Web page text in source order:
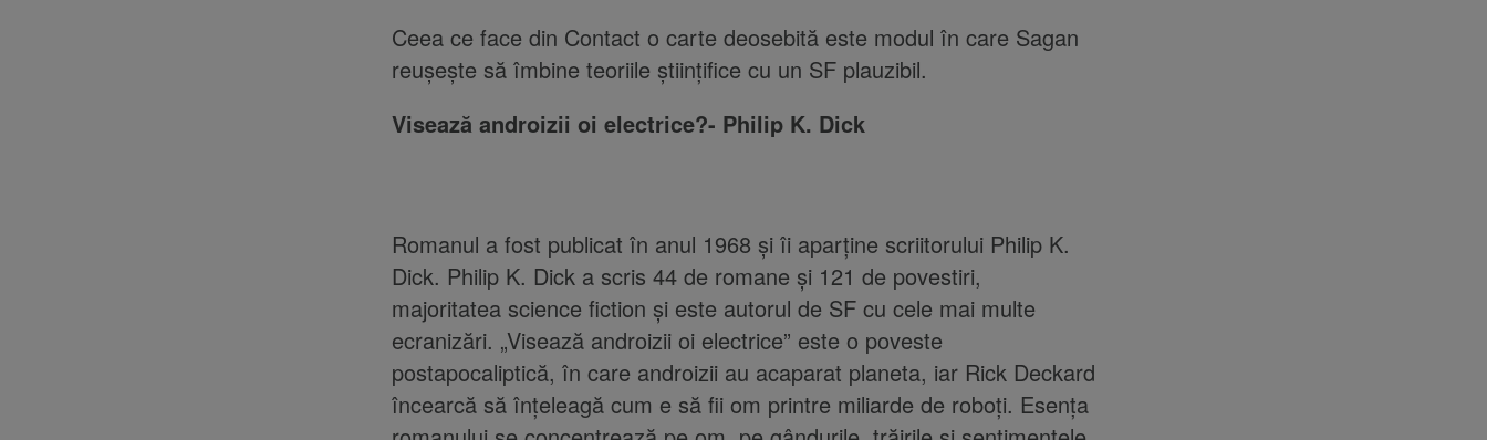
Ceea ce face din Contact o carte deosebită este modul în care Sagan
reuşeşte să îmbine teoriile ştiinţifice cu un SF plauzibil.
Visează androizii oi electrice?- Philip K. Dick
Romanul a fost publicat în anul 1968 și îi aparține scriitorului Philip K.
Dick. Philip K. Dick a scris 44 de romane şi 121 de povestiri,
majoritatea science fiction şi este autorul de SF cu cele mai multe
ecranizări. „Visează androizii oi electrice” este o poveste
postapocaliptică, în care androizii au acaparat planeta, iar Rick Deckard
încearcă să înțeleagă cum e să fii om printre miliarde de roboți. Esența